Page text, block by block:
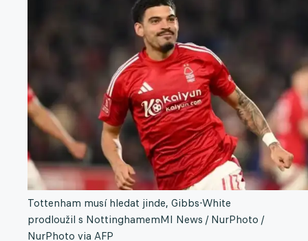
Tottenham musí hledat jinde, Gibbs-White
prodloužil s NottinghamemMI News / NurPhoto /
NurPhoto via AFP